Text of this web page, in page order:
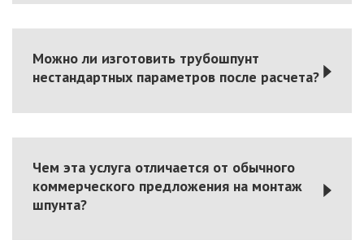
Можно ли изготовить трубошпунт
нестандартных параметров после расчета?
Чем эта услуга отличается от обычного
коммерческого предложения на монтаж
шпунта?